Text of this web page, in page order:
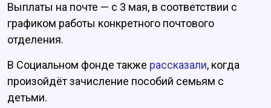
Выплаты на почте — с 3 мая, в соответствии с
графиком работы конкретного почтового
отделения.
В Социальном фонде также рассказали, когда
произойдёт зачисление пособий семьям с
детьми.